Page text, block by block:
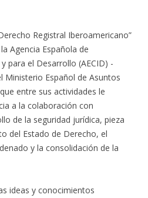
Registral Iberoamericano”
Agencia Española de
para el Desarrollo (AECID) -
Ministerio Español de Asuntos
entre sus actividades le
a la colaboración con
de la seguridad jurídica, pieza
del Estado de Derecho, el
y la consolidación de la
ideas y conocimientos